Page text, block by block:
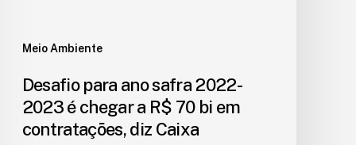
Meio Ambiente
Desafio para ano safra 2022-
2023 é chegar a R$ 70 bi em
contratações, diz Caixa